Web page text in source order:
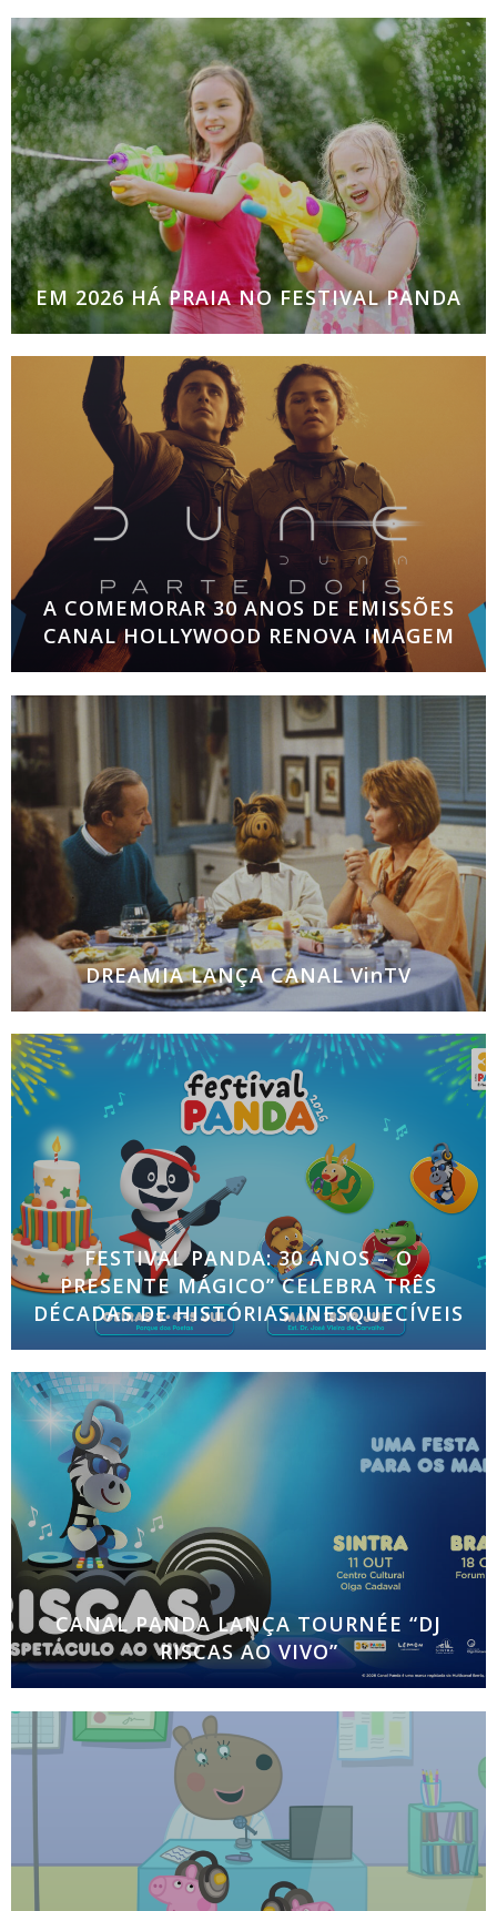
com nove sessões durante cinco dias de festa em
Oeiras e na Maia Foram mais de 40 mil visitantes
que este
EM 2026 HÁ PRAIA NO FESTIVAL PANDA
Maior evento infantil do país contempla ativações
aquáticas para refrescar participantes e novos
horários para evitar picos de calor Para combater o
calor desta época e aumentar o conforto dos
A COMEMORAR 30 ANOS DE EMISSÕES
CANAL HOLLYWOOD RENOVA IMAGEM
Novo logótipo apresenta linguagem visual mais
contemporânea, dinâmica e alinhada com o
universo premium do cinema No momento em
que comemora 30 anos de emissões em Portugal e
DREAMIA LANÇA CANAL VinTV
Novo canal dirigido a um público nostálgico
recorda séries icónicas e êxitos “vintage” como “Alf”
ou “O Justiceiro” A Dreamia, produtora portuguesa
responsável pelos canais Hollywood, Panda, Panda
Kids, Casa
FESTIVAL PANDA: 30 ANOS – O
PRESENTE MÁGICO” CELEBRA TRÊS
DÉCADAS DE HISTÓRIAS INESQUECÍVEIS
Bilheteiras do Festival Panda 2026 já estão abertas
Já está aberta a bilheteira para o “Festival Panda: 30
Anos – O Presente Mágico”, o evento inesquecível
que vai celebrar o
CANAL PANDA LANÇA TOURNÉE “DJ
RISCAS AO VIVO”
Espetáculo arranca em Sintra a 11 de outubro e
percorre várias salas de norte a sul do país O
Centro Cultural Olga Cadaval, em Sintra, foi o local
eleito pelo